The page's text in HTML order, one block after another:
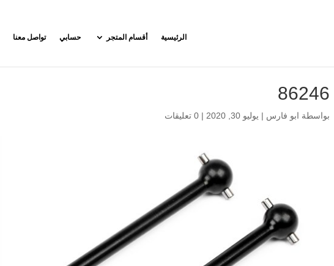
الرئيسية أقسام المتجر حسابي تواصل معنا
86246
بواسطة ابو فارس | يوليو 30, 2020 | 0 تعليقات